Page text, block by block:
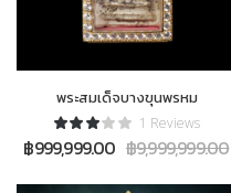
พระสมเด็จบางขุนพรหม
1 Reviews
฿999,999.00 ฿9,999,999.00